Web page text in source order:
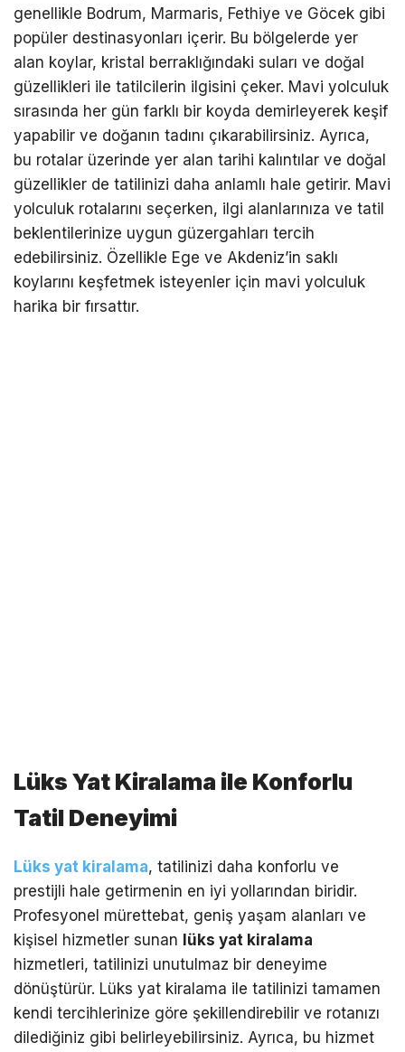
genellikle Bodrum, Marmaris, Fethiye ve Göcek gibi
popüler destinasyonları içerir. Bu bölgelerde yer
alan koylar, kristal berraklığındaki suları ve doğal
güzellikleri ile tatilcilerin ilgisini çeker. Mavi yolculuk
sırasında her gün farklı bir koyda demirleyerek keşif
yapabilir ve doğanın tadını çıkarabilirsiniz. Ayrıca,
bu rotalar üzerinde yer alan tarihi kalıntılar ve doğal
güzellikler de tatilinizi daha anlamlı hale getirir. Mavi
yolculuk rotalarını seçerken, ilgi alanlarınıza ve tatil
beklentilerinize uygun güzergahları tercih
edebilirsiniz. Özellikle Ege ve Akdeniz’in saklı
koylarını keşfetmek isteyenler için mavi yolculuk
harika bir fırsattır.
Lüks Yat Kiralama ile Konforlu
Tatil Deneyimi
Lüks yat kiralama, tatilinizi daha konforlu ve
prestijli hale getirmenin en iyi yollarından biridir.
Profesyonel mürettebat, geniş yaşam alanları ve
kişisel hizmetler sunan lüks yat kiralama
hizmetleri, tatilinizi unutulmaz bir deneyime
dönüştürür. Lüks yat kiralama ile tatilinizi tamamen
kendi tercihlerinize göre şekillendirebilir ve rotanızı
dilediğiniz gibi belirleyebilirsiniz. Ayrıca, bu hizmet